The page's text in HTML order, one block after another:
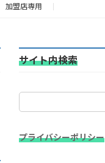
加盟店専用
サイト内検索
プライバシーポリシー